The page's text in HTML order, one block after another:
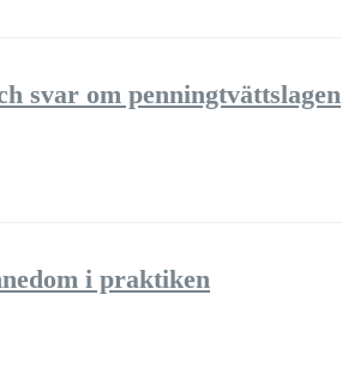
svar om penningtvättslagen
i praktiken